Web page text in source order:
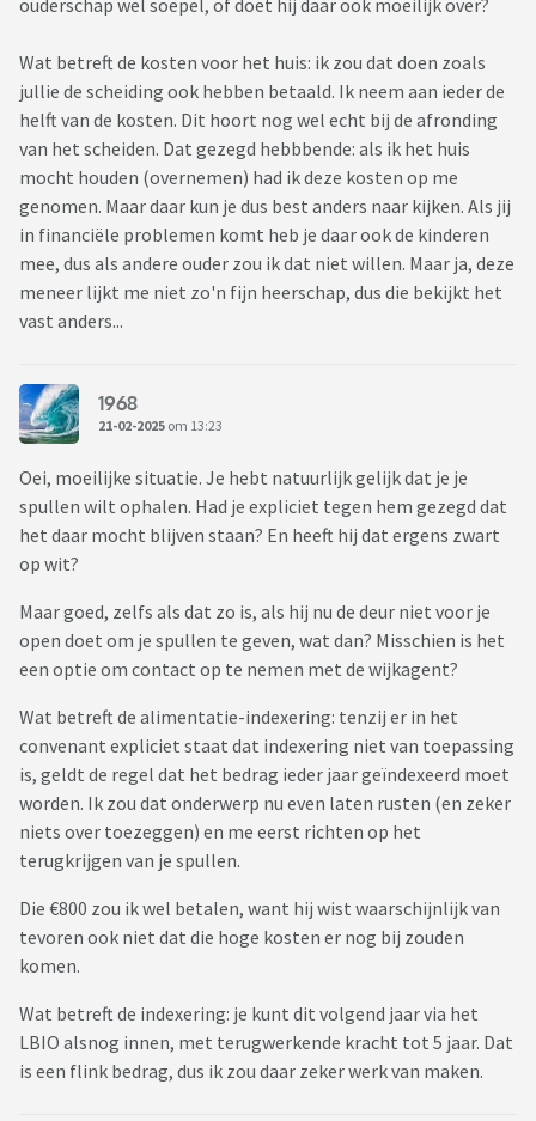
ouderschap wel soepel, of doet hij daar ook moeilijk over?
Wat betreft de kosten voor het huis: ik zou dat doen zoals
jullie de scheiding ook hebben betaald. Ik neem aan ieder de
helft van de kosten. Dit hoort nog wel echt bij de afronding
van het scheiden. Dat gezegd hebbbende: als ik het huis
mocht houden (overnemen) had ik deze kosten op me
genomen. Maar daar kun je dus best anders naar kijken. Als jij
in financiële problemen komt heb je daar ook de kinderen
mee, dus als andere ouder zou ik dat niet willen. Maar ja, deze
meneer lijkt me niet zo'n fijn heerschap, dus die bekijkt het
vast anders...
1968
21-02-2025 om 13:23
Oei, moeilijke situatie. Je hebt natuurlijk gelijk dat je je
spullen wilt ophalen. Had je expliciet tegen hem gezegd dat
het daar mocht blijven staan? En heeft hij dat ergens zwart
op wit?
Maar goed, zelfs als dat zo is, als hij nu de deur niet voor je
open doet om je spullen te geven, wat dan? Misschien is het
een optie om contact op te nemen met de wijkagent?
Wat betreft de alimentatie-indexering: tenzij er in het
convenant expliciet staat dat indexering niet van toepassing
is, geldt de regel dat het bedrag ieder jaar geïndexeerd moet
worden. Ik zou dat onderwerp nu even laten rusten (en zeker
niets over toezeggen) en me eerst richten op het
terugkrijgen van je spullen.
Die €800 zou ik wel betalen, want hij wist waarschijnlijk van
tevoren ook niet dat die hoge kosten er nog bij zouden
komen.
Wat betreft de indexering: je kunt dit volgend jaar via het
LBIO alsnog innen, met terugwerkende kracht tot 5 jaar. Dat
is een flink bedrag, dus ik zou daar zeker werk van maken.